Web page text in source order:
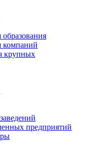
компаний
крупных
предприятий